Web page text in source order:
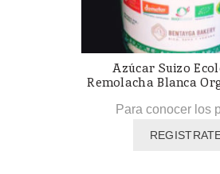
Azúcar Suizo
Remolacha Blanca
Para conocer los